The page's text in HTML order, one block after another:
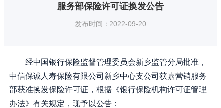
服务部保险许可证换发公告
发布时间：2022-09-20
经中国银行保险监督管理委员会新乡监管分局批准，
中信保诚人寿保险有限公司新乡中心支公司获嘉营销服务
部获准换发保险许可证，根据《银行保险机构许可证管理
办法》有关规定，现予以公告：